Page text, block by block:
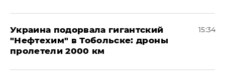
Украина подорвала гигантский
"Нефтехим" в Тобольске: дроны
пролетели 2000 км
15:34